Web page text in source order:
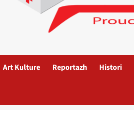
Art Kulture Reportazh Histori